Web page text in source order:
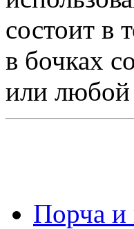
состоит в
в бочках
или
Порча и